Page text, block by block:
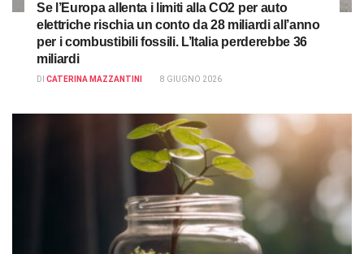
Se l’Europa allenta i limiti alla CO2 per auto
elettriche rischia un conto da 28 miliardi all’anno
per i combustibili fossili. L’Italia perderebbe 36
miliardi
DI CATERINA MAZZANTINI 8 GIUGNO 2026